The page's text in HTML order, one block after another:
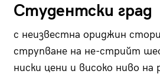
Студентски град
с неизвестна ориджин
струпване на не-стрийт
ниски цени и високо ниво на